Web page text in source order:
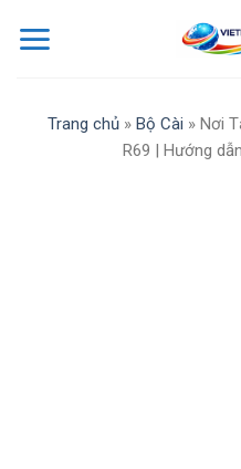
Trang chủ» Bộ Cài » Nơi
R69 | Hướng